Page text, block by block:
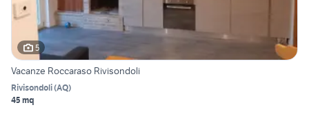
5
Vacanze Roccaraso Rivisondoli
Rivisondoli(AQ)
45 mq